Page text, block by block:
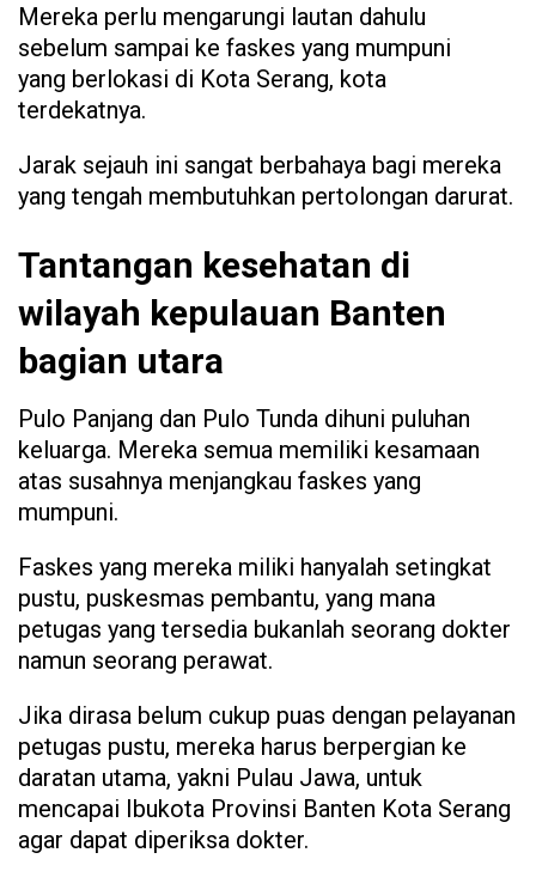
Mereka perlu mengarungi lautan dahulu
sebelum sampai ke faskes yang mumpuni
yang berlokasi di Kota Serang, kota
terdekatnya.
Jarak sejauh ini sangat berbahaya bagi mereka
yang tengah membutuhkan pertolongan darurat.
Tantangan kesehatan di
wilayah kepulauan Banten
bagian utara
Pulo Panjang dan Pulo Tunda dihuni puluhan
keluarga. Mereka semua memiliki kesamaan
atas susahnya menjangkau faskes yang
mumpuni.
Faskes yang mereka miliki hanyalah setingkat
pustu, puskesmas pembantu, yang mana
petugas yang tersedia bukanlah seorang dokter
namun seorang perawat.
Jika dirasa belum cukup puas dengan pelayanan
petugas pustu, mereka harus berpergian ke
daratan utama, yakni Pulau Jawa, untuk
mencapai Ibukota Provinsi Banten Kota Serang
agar dapat diperiksa dokter.